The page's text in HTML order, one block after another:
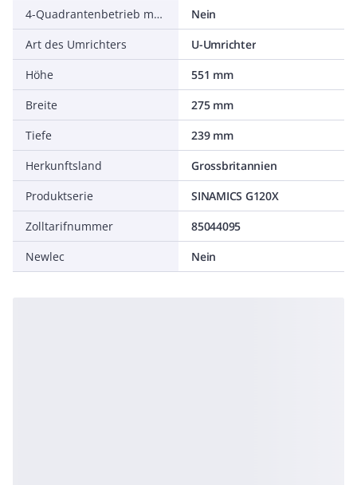
4-Quadrantenbetrieb möglich
Nein
Art des Umrichters
U-Umrichter
Höhe
551 mm
Breite
275 mm
Tiefe
239 mm
Herkunftsland
Grossbritannien
Produktserie
SINAMICS G120X
Zolltarifnummer
85044095
Newlec
Nein